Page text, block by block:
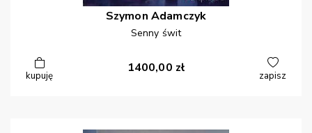
Szymon Adamczyk
Senny świt
kupuję
1400,00 zł
zapisz